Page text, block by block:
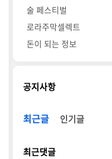
술 페스티벌
로라주막셀렉트
돈이 되는 정보
공지사항
최근글 인기글
최근댓글